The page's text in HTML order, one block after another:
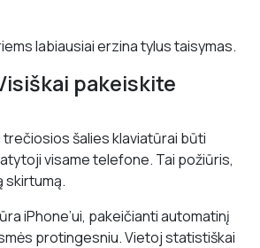
labiausiai erzina tylus taisymas.
pakeiskite
trečiosios šalies klaviatūrai būti
visame telefone. Tai požiūris,
skirtumą.
iPhone’ui, pakeičianti automatinį
protingesniu. Vietoj statistiškai